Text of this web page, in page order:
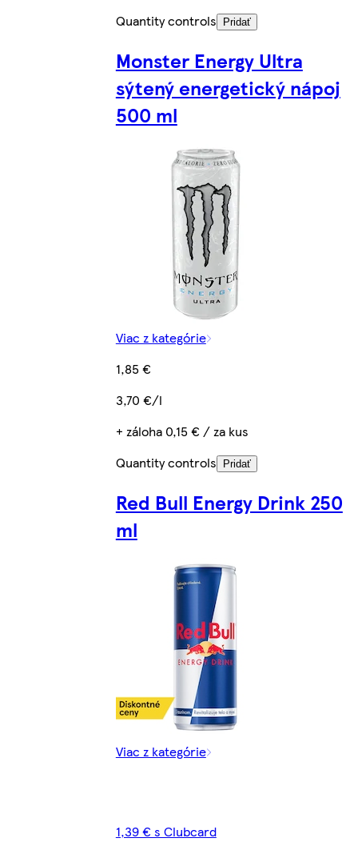
Quantity controls Pridať
Monster Energy Ultra
sýtený energetický nápoj
500 ml
Viac z kategórie
1,85 €
3,70 €/l
+ záloha 0,15 € / za kus
Quantity controls
Pridať
Red Bull Energy Drink 250
ml
Viac z kategórie
1,39 € s Clubcard